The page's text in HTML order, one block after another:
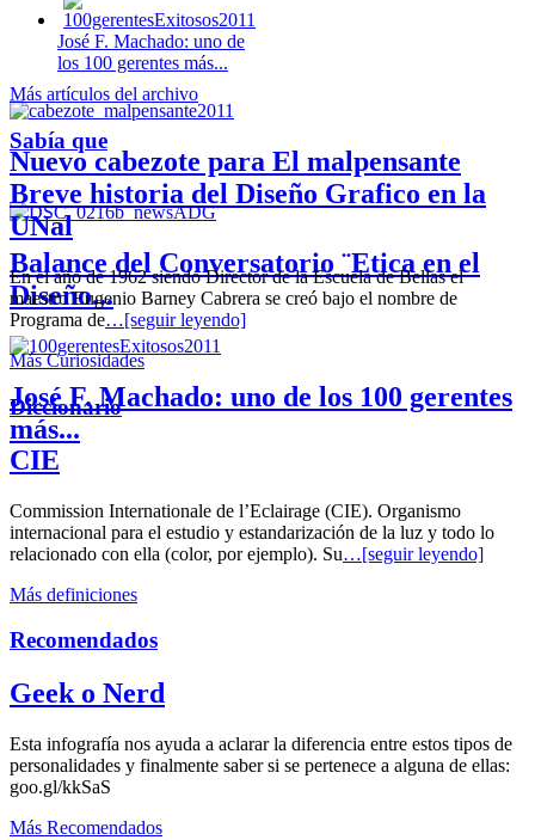
José F. Machado: uno de
los 100 gerentes más...
Nuevo cabezote para El malpensante
Balance del Conversatorio ¨Etica en el
Diseño...
José F. Machado: uno de los 100 gerentes
más...
Más artículos del archivo
Sabía que
Breve historia del Diseño Grafico en la
UNal
En el año de 1962 siendo Director de la Escuela de Bellas el
maestro Eugenio Barney Cabrera se creó bajo el nombre de
Programa de…[seguir leyendo]
Más Curiosidades
Diccionario
CIE
Commission Internationale de l’Eclairage (CIE). Organismo
internacional para el estudio y estandarización de la luz y todo lo
relacionado con ella (color, por ejemplo). Su…[seguir leyendo]
Más definiciones
Recomendados
Geek o Nerd
Esta infografía nos ayuda a aclarar la diferencia entre estos tipos de
personalidades y finalmente saber si se pertenece a alguna de ellas:
goo.gl/kkSaS
Más Recomendados